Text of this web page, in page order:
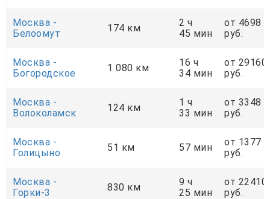
Москва -
Белоомут
174 км
2 ч
45 мин
от 4698
руб.
Москва -
Богородское
1 080 км
16 ч
34 мин
от 29160
руб.
Москва -
Волоколамск
124 км
1 ч
33 мин
от 3348
руб.
Москва -
Голицыно
51 км 57 мин
от 1377
руб.
Москва -
Горки-3
830 км
9 ч
25 мин
от 22410
руб.